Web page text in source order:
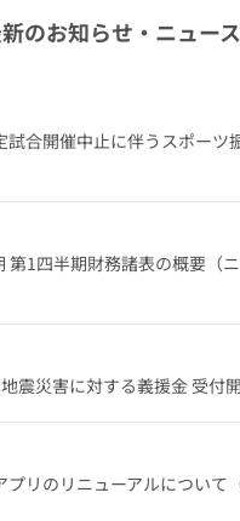
のお知らせ・ニュー
試合開催中止に伴うスポーツ
第1四半期財務諸表の概要（
震災害に対する義援金 受付
プリのリニューアルについて